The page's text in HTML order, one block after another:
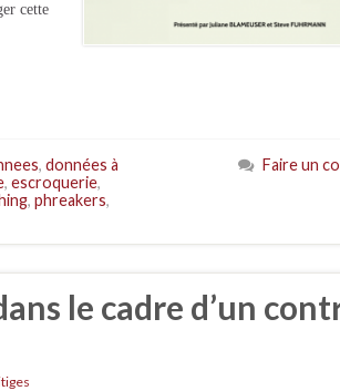
cette
, données à
, escroquerie,
, phreakers,
Faire un
le cadre d’un